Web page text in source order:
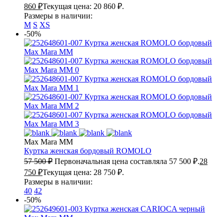
860 ₽Текущая цена: 20 860 ₽.
Размеры в наличии:
M S XS
-50%
Max Mara MM
Куртка женская бордовый ROMOLO
57 500₽ Первоначальная цена составляла 57 500 ₽.28
750 ₽Текущая цена: 28 750 ₽.
Размеры в наличии:
40 42
-50%